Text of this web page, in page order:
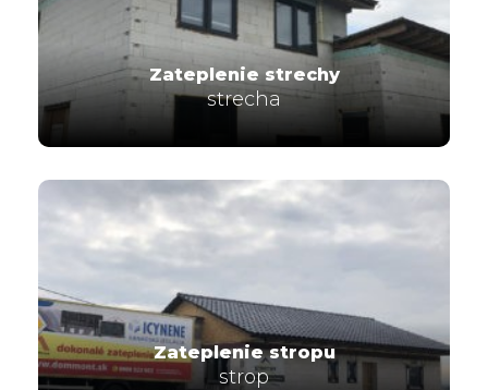
Zateplenie strechy
strecha
Zateplenie stropu
strop